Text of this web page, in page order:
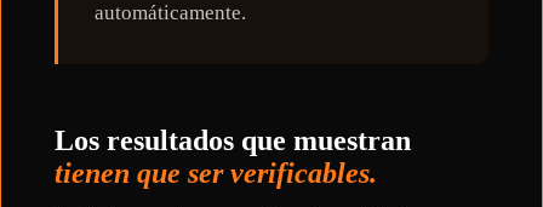
automáticamente.
Los resultados que muestran
tienen que ser verificables.